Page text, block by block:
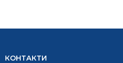
КОНТАКТИ